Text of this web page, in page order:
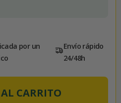
por un
Envío rápido
24/48h
CARRITO